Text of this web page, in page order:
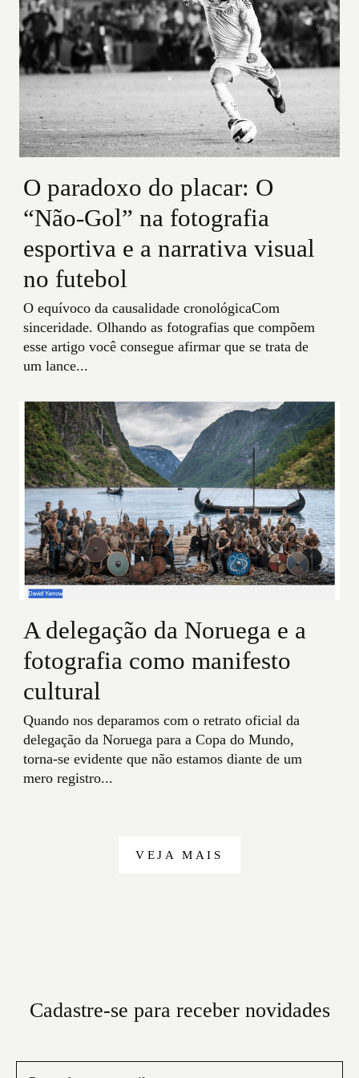
O paradoxo do placar: O
“Não-Gol” na fotografia
esportiva e a narrativa visual
no futebol
O equívoco da causalidade cronológicaCom
sinceridade. Olhando as fotografias que compõem
esse artigo você consegue afirmar que se trata de
um lance...
A delegação da Noruega e a
fotografia como manifesto
cultural
Quando nos deparamos com o retrato oficial da
delegação da Noruega para a Copa do Mundo,
torna-se evidente que não estamos diante de um
mero registro...
VEJA MAIS
Cadastre-se para receber novidades